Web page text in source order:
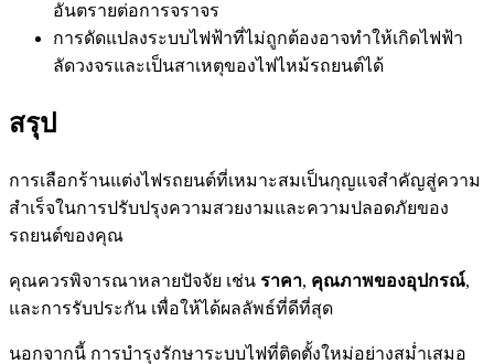
อันตรายต่อการจราจร
การดัดแปลงระบบไฟฟ้าที่ไม่ถูกต้องอาจทำให้เกิดไฟฟ้า
ลัดวงจรและเป็นสาเหตุของไฟไหม้รถยนต์ได้
สรุป
การเลือกร้านแต่งไฟรถยนต์ที่เหมาะสมเป็นกุญแจสำคัญสู่ความ
สำเร็จในการปรับปรุงความสวยงามและความปลอดภัยของ
รถยนต์ของคุณ
คุณควรพิจารณาหลายปัจจัย เช่น ราคา, คุณภาพของอุปกรณ์,
และการรับประกัน เพื่อให้ได้ผลลัพธ์ที่ดีที่สุด
นอกจากนี้ การบำรุงรักษาระบบไฟที่ติดตั้งใหม่อย่างสม่ำเสมอ